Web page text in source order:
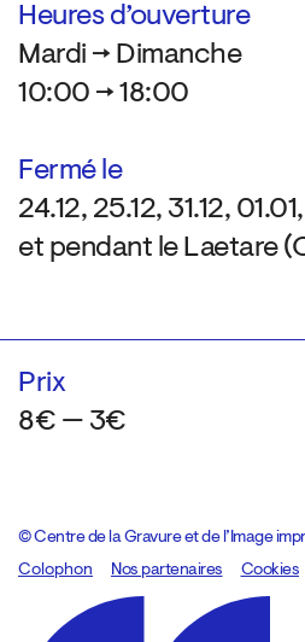
Heures d’ouverture
Mardi → Dimanche
10:00 → 18:00
Fermé le
24.12, 25.12, 31.12, 01.01,
et pendant le Laetare
Prix
8€ — 3€
© Centre de la Gravure et de l’Image
Colophon
Design:Marcel Kaczmarek, code:
Nos partenaires Cookies